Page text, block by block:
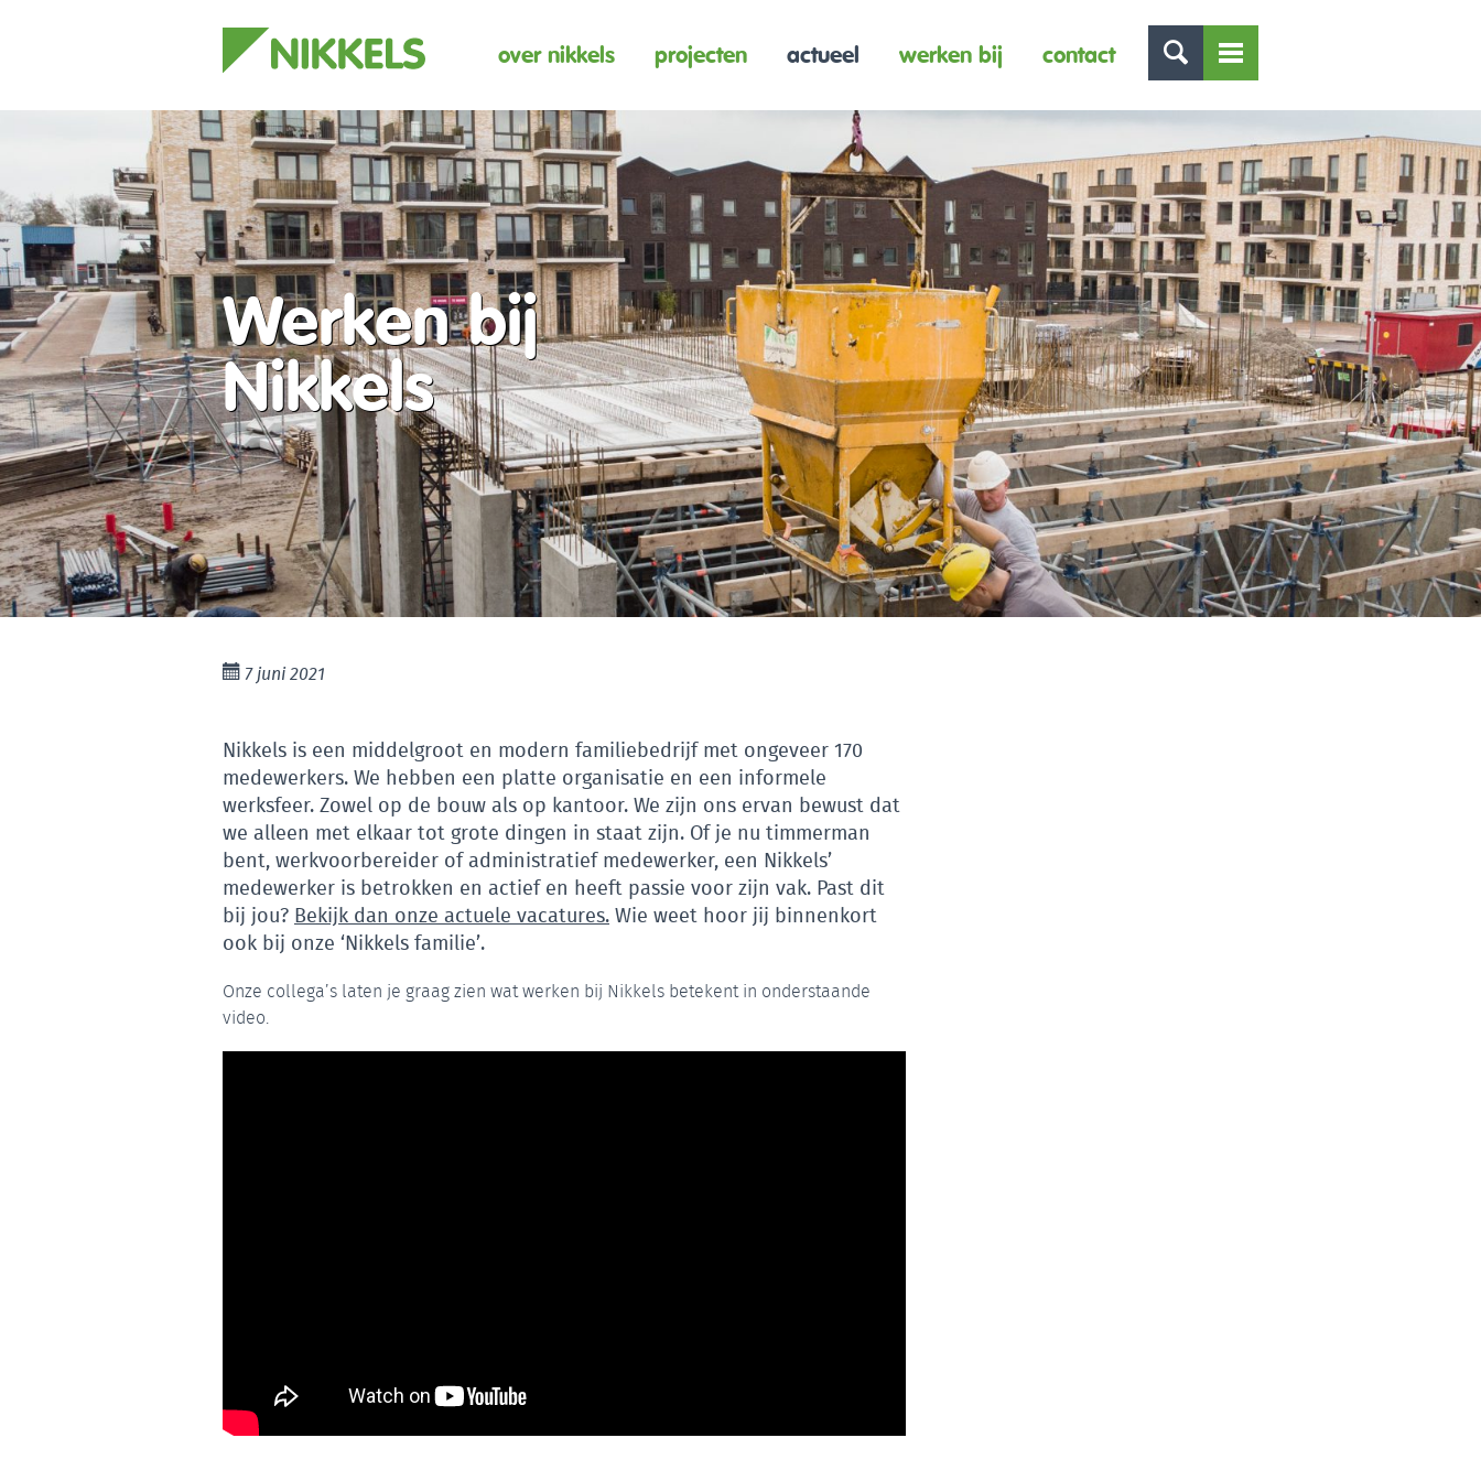
over nikkels projecten actueel werken bij contact
Werken bij
Nikkels
7 juni 2021
Nikkels is een middelgroot en modern familiebedrijf met ongeveer 170
medewerkers. We hebben een platte organisatie en een informele
werksfeer. Zowel op de bouw als op kantoor. We zijn ons ervan bewust dat
we alleen met elkaar tot grote dingen in staat zijn. Of je nu timmerman
bent, werkvoorbereider of administratief medewerker, een Nikkels’
medewerker is betrokken en actief en heeft passie voor zijn vak. Past dit
bij jou? Bekijk dan onze actuele vacatures. Wie weet hoor jij binnenkort
ook bij onze ‘Nikkels familie’.
Onze collega’s laten je graag zien wat werken bij Nikkels betekent in onderstaande
video.